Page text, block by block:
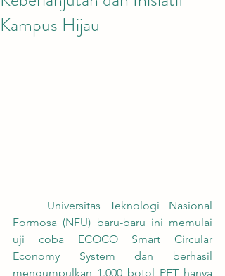
Kampus Hijau
Formosa (NFU) baru-baru ini memulai
uji coba ECOCO Smart Circular
Economy System dan berhasil
mengumpulkan 1.000 botol PET hanya